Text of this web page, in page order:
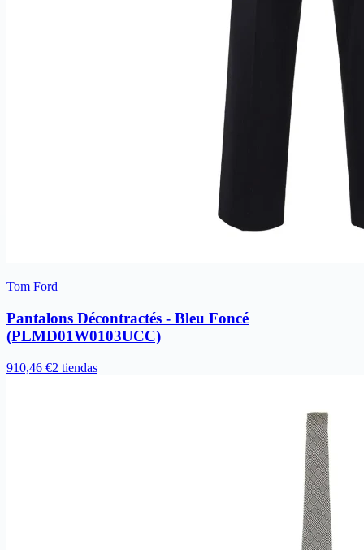
Tom Ford
Pantalons Décontractés - Bleu Foncé
(PLMD01W0103UCC)
910,46 €2 tiendas